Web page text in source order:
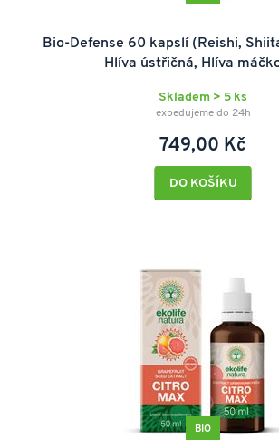
Bio-Defense 60 kapslí (Reishi,
Hlíva ústřičná, Hlíva
Skladem > 5 ks
expedujeme do 24h
749,00 Kč
DO KOŠÍKU
BIO